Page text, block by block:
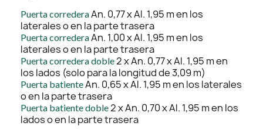
Puerta correderaAn. 0,77 x Al. 1,95 m en los
laterales o en la parte trasera
Puerta correderaAn. 1,00 x Al. 1,95 m en los
laterales o en la parte trasera
Puerta corredera doble2 x An. 0,77 x Al. 1,95 m en
los lados (solo para la longitud de 3,09 m)
Puerta batienteAn. 0,65 x Al. 1,95 m en los laterales
o en la parte trasera
Puerta batiente doble2 x An. 0,70 x Al. 1,95 m en los
lados o en la parte trasera